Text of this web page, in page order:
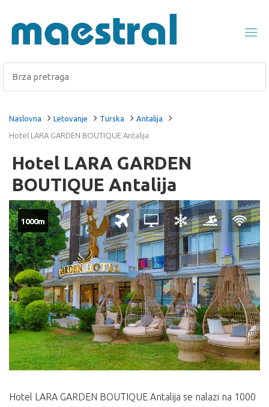
Naslovna Letovanje Turska
Antalija
Hotel LARA GARDEN BOUTIQUE Antalija
Hotel LARA GARDEN
BOUTIQUE Antalija
1000m
Hotel LARA GARDEN BOUTIQUE Antalija se nalazi na 1000